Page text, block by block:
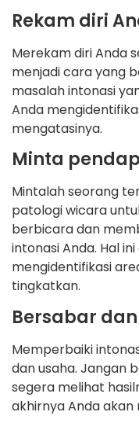
Rekam diri
Merekam diri Anda
menjadi cara yang
masalah intonasi
Anda
mengatasinya.
Minta
Mintalah seorang
patologi wicara
berbicara dan
intonasi Anda. Hal
mengidentifikasi
tingkatkan.
Bersabar
Memperbaiki
dan usaha. Jangan
segera melihat
akhirnya Anda